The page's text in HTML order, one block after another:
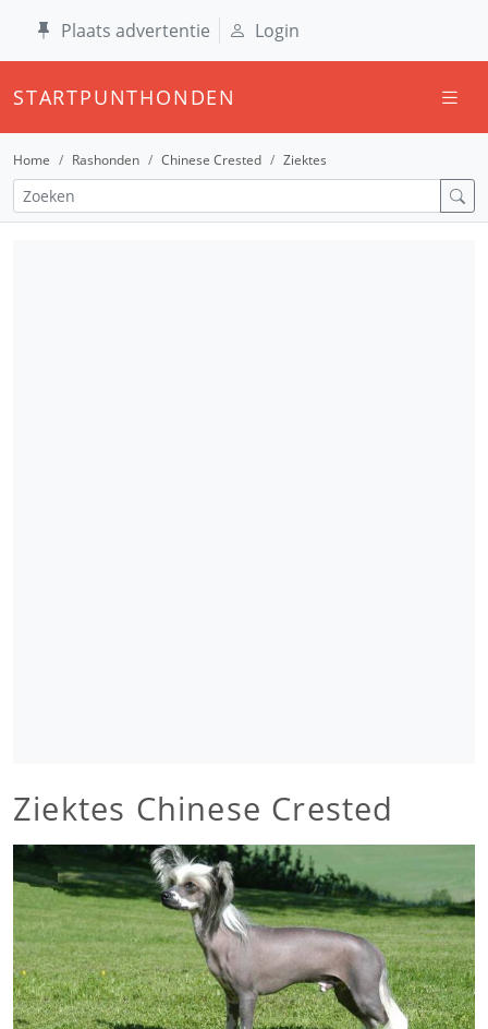
Plaats advertentie Login
STARTPUNTHONDEN
Home Rashonden Chinese Crested Ziektes
Ziektes Chinese Crested